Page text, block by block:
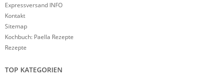
Expressversand INFO
Kontakt
Sitemap
Kochbuch: Paella Rezepte
Rezepte
TOP KATEGORIEN